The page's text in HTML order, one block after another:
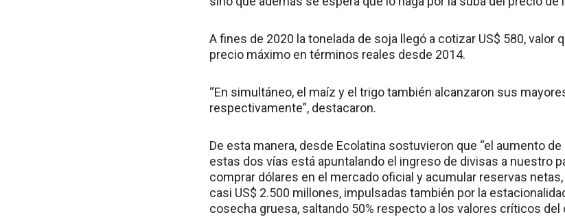
A fines de 2020 la tonelada de soja llegó a cotizar US$ 580, valor
precio máximo en términos reales desde 2014.
“En simultáneo, el maíz y el trigo también alcanzaron sus
respectivamente”, destacaron.
De esta manera, desde Ecolatina sostuvieron que “el aumento
estas dos vías está apuntalando el ingreso de divisas a nuestro
comprar dólares en el mercado oficial y acumular reservas
casi US$ 2.500 millones, impulsadas también por la
cosecha gruesa, saltando 50% respecto a los valores críticos del